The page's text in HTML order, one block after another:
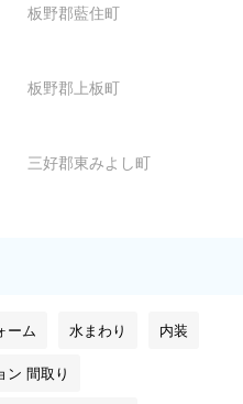
板野郡藍住町
板野郡上板町
三好郡東みよし町
ーム 水まわり 内装
ン 間取り